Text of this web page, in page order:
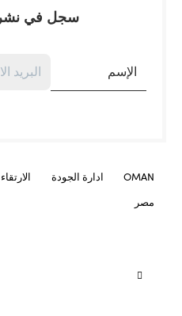
سجل في
OMAN ادارة الجودة
مصر